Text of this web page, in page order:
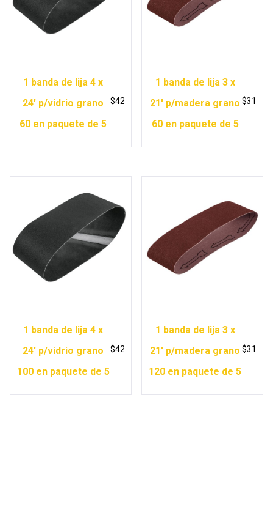
1 banda de lija 4 x
24′ p/vidrio grano
60 en paquete de 5
$42
1 banda de lija 3 x
21′ p/madera grano
60 en paquete de 5
$31
1 banda de lija 4 x
24′ p/vidrio grano
100 en paquete de 5
$42
1 banda de lija 3 x
21′ p/madera grano
120 en paquete de 5
$31